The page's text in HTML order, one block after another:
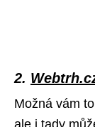
2.
Možná vám